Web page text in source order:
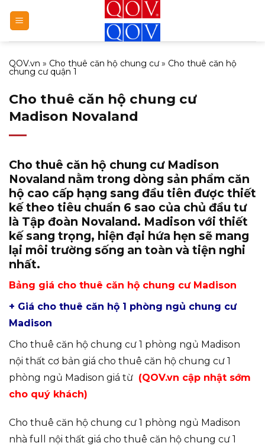
qua
nội
dung
QOV.vn » Cho thuê căn hộ chung cư» Cho thuê căn hộ
chung cư quận 1
Cho thuê căn hộ chung cư
Madison Novaland
Cho thuê căn hộ chung cư Madison
Novaland nằm trong dòng sản phẩm căn
hộ cao cấp hạng sang đầu tiên được thiết
kế theo tiêu chuẩn 6 sao của chủ đầu tư
là Tập đoàn Novaland. Madison với thiết
kế sang trọng, hiện đại hứa hẹn sẽ mang
lại môi trường sống an toàn và tiện nghi
nhất.
Bảng giá cho thuê căn hộ chung cư Madison
+ Giá cho thuê căn hộ 1 phòng ngủ chung cư
Madison
Cho thuê căn hộ chung cư 1 phòng ngủ Madison
nội thất cơ bản giá cho thuê căn hộ chung cư 1
phòng ngủ Madison giá từ (QOV.vn cập nhật sớm
cho quý khách)
Cho thuê căn hộ chung cư 1 phòng ngủ Madison
nhà full nội thất giá cho thuê căn hộ chung cư 1